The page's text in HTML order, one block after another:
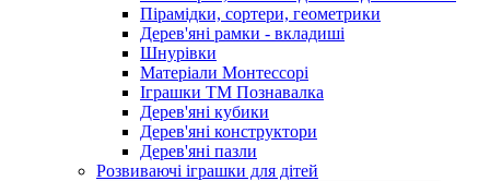
Пірамідки, сортери, геометрики
Дерев'яні рамки - вкладиші
Шнурівки
Матеріали Монтессорі
Іграшки ТМ Познавалка
Дерев'яні кубики
Дерев'яні конструктори
Дерев'яні пазли
Розвиваючі іграшки для дітей